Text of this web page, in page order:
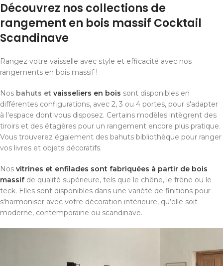
Découvrez nos collections de
rangement en bois massif Cocktail
Scandinave
Rangez votre vaisselle avec style et efficacité avec nos
rangements en bois massif !
Nos bahuts et vaisseliers en bois sont disponibles en
différentes configurations, avec 2, 3 ou 4 portes, pour s'adapter
à l'espace dont vous disposez. Certains modèles intègrent des
tiroirs et des étagères pour un rangement encore plus pratique.
Vous trouverez également des bahuts bibliothèque pour ranger
vos livres et objets décoratifs.
Nos vitrines et enfilades sont fabriquées à partir de bois
massifde qualité supérieure, tels que le chêne, le frêne ou le
teck. Elles sont disponibles dans une variété de finitions pour
s'harmoniser avec votre décoration intérieure, qu’elle soit
moderne, contemporaine ou scandinave.